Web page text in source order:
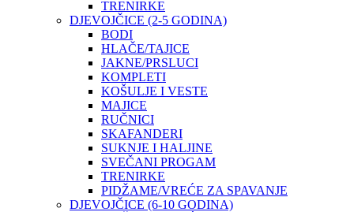
TRENIRKE
DJEVOJČICE (2-5 GODINA)
BODI
HLAČE/TAJICE
JAKNE/PRSLUCI
KOMPLETI
KOŠULJE I VESTE
MAJICE
RUČNICI
SKAFANDERI
SUKNJE I HALJINE
SVEČANI PROGAM
TRENIRKE
PIDŽAME/VREĆE ZA SPAVANJE
DJEVOJČICE (6-10 GODINA)